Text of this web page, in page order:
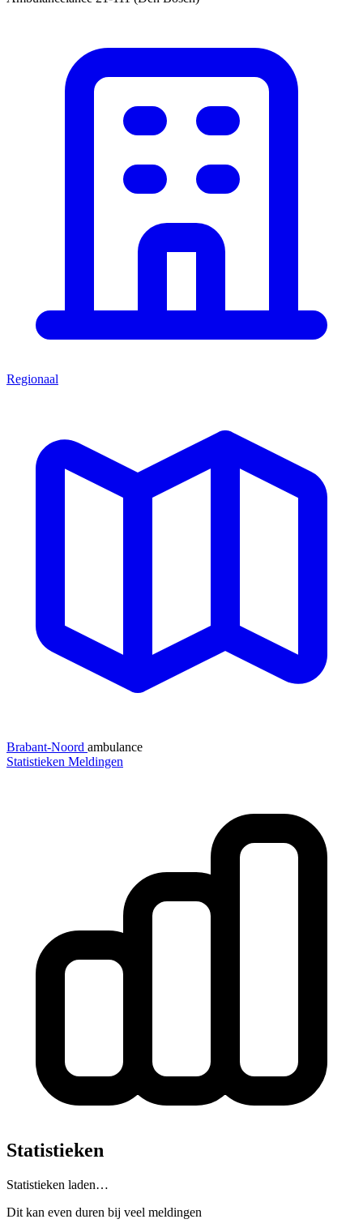
Regionaal
Brabant-Noord ambulance
Statistieken Meldingen
Statistieken
Statistieken laden…
Dit kan even duren bij veel meldingen